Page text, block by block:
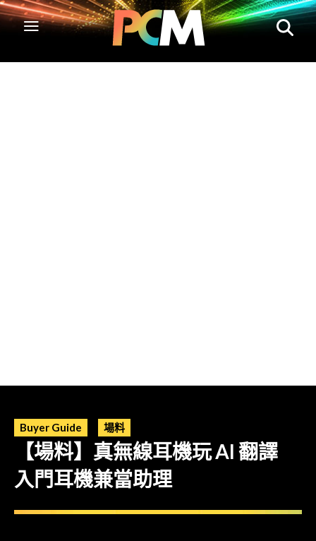
Buyer Guide 場料
【場料】真無線耳機玩 AI 翻譯
入門耳機兼當助理